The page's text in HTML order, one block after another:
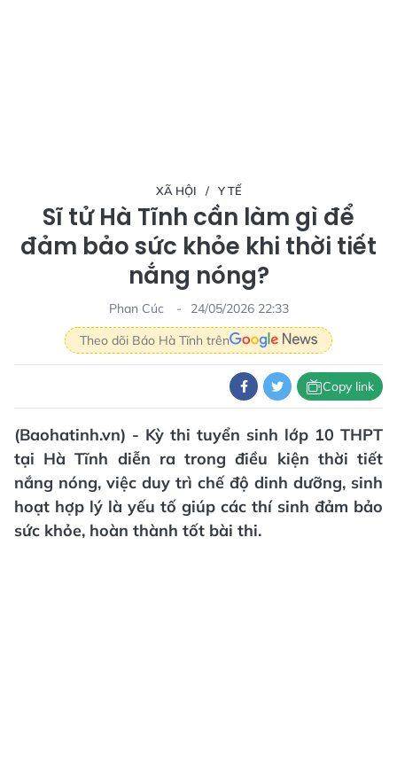
XÃ HỘI Y TẾ
Sĩ tử Hà Tĩnh cần làm gì để
đảm bảo sức khỏe khi thời tiết
nắng nóng?
Phan Cúc
24/05/2026 22:33
Theo dõi Báo Hà Tĩnh trên
Copy link
(Baohatinh.vn) - Kỳ thi tuyển sinh lớp 10 THPT
tại Hà Tĩnh diễn ra trong điều kiện thời tiết
nắng nóng, việc duy trì chế độ dinh dưỡng, sinh
hoạt hợp lý là yếu tố giúp các thí sinh đảm bảo
sức khỏe, hoàn thành tốt bài thi.